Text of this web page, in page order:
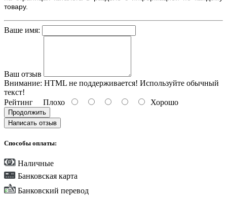
товару.
Ваше имя:
Ваш отзыв
Внимание: HTML не поддерживается! Используйте обычный
текст!
Рейтинг Плохо Хорошо
Продолжить
Написать отзыв
Способы оплаты:
Наличные
Банковская карта
Банковский перевод